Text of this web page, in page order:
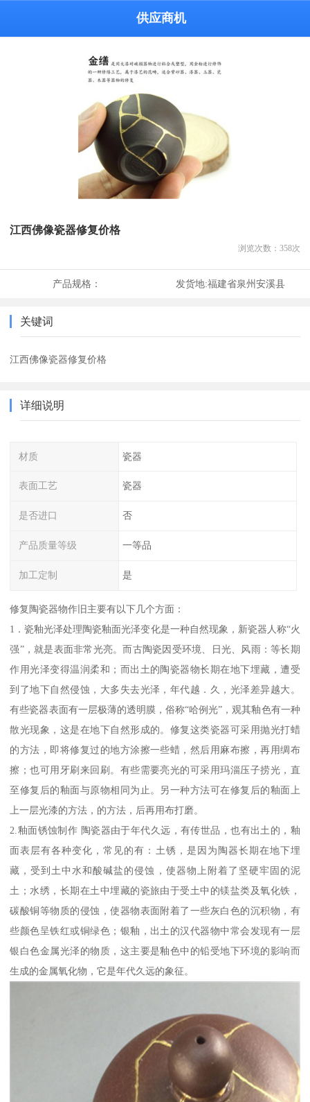
供应商机
江西佛像瓷器修复价格
浏览次数： 358次
产品规格： 发货地:福建省泉州安溪县
关键词
江西佛像瓷器修复价格
详细说明
材质 瓷器
表面工艺 瓷器
是否进口 否
产品质量等级 一等品
加工定制 是
修复陶瓷器物作旧主要有以下几个方面：
1．瓷釉光泽处理陶瓷釉面光泽变化是一种自然现象，新瓷器人称“火
强”，就是表面非常光亮。而古陶瓷因受环境、日光、风雨：等长期
作用光泽变得温润柔和；而出土的陶瓷器物长期在地下埋藏，遭受
到了地下自然侵蚀，大多失去光泽，年代越．久，光泽差异越大。
有些瓷器表面有一层极薄的透明膜，俗称“哈例光”，观其釉色有一种
散光现象，这是在地下自然形成的。修复这类瓷器可采用抛光打蜡
的方法，即将修复过的地方涂擦一些蜡，然后用麻布擦，再用绸布
擦；也可用牙刷来回刷。有些需要亮光的可采用玛淄压子捞光，直
至修复后的釉面与原物相同为止。另一种方法可在修复后的釉面上
上一层光漆的方法，的方法，后再用布打磨。
2.釉面锈蚀制作 陶瓷器由于年代久远，有传世品，也有出土的，釉
面表层有各种变化，常见的有：土锈，是因为陶器长期在地下埋
藏，受到土中水和酸碱盐的侵蚀，使器物上附着了坚硬牢固的泥
土；水绣，长期在土中埋藏的瓷旅由于受土中的镁盐类及氧化铁，
碳酸铜等物质的侵蚀，使器物表面附着了一些灰白色的沉积物，有
些颜色呈铁红或铜绿色；银釉，出土的汉代器物中常会发现有一层
银白色金属光泽的物质，这主要是釉色中的铅受地下环境的影响而
生成的金属氧化物，它是年代久远的象征。